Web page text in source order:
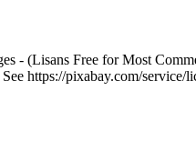
- (Lisans Free for Most
https://pixabay.com/service/